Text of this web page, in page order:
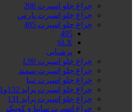
چراغ جلو اسپرت 206
چراغ جلو اسپرت پارس
چراغ جلو اسپرت 405
405
SLX
پرشیایی
چراغ جلو اسپرت L90
چراغ جلو اسپرت سمند
چراغ جلو اسپرت تیبا
چراغ جلو اسپرت پراید 132و111
چراغ جلو اسپرت پراید 131
چراغ اسپرت ساینا و کوییک